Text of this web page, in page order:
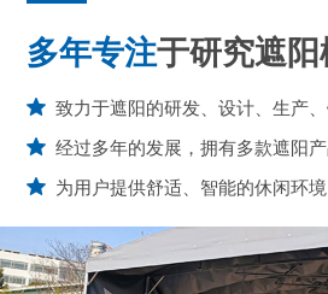
多年专注于研究遮
致力于遮阳的研发、设计、生产
经过多年的发展，拥有多款遮阳
为用户提供舒适、智能的休闲环境